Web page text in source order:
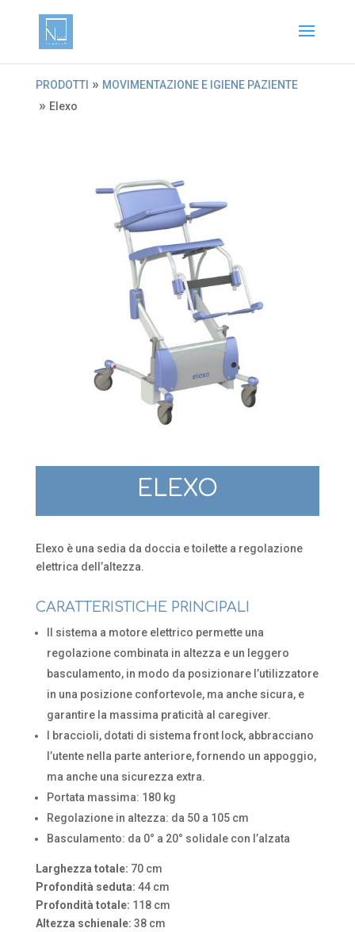
PRODOTTI » MOVIMENTAZIONE E IGIENE PAZIENTE
» Elexo
ELEXO
Elexo è una sedia da doccia e toilette a regolazione
elettrica dell’altezza.
CARATTERISTICHE PRINCIPALI
Il sistema a motore elettrico permette una
regolazione combinata in altezza e un leggero
basculamento, in modo da posizionare l’utilizzatore
in una posizione confortevole, ma anche sicura, e
garantire la massima praticità al caregiver.
I braccioli, dotati di sistema front lock, abbracciano
l’utente nella parte anteriore, fornendo un appoggio,
ma anche una sicurezza extra.
Portata massima: 180 kg
Regolazione in altezza: da 50 a 105 cm
Basculamento: da 0° a 20° solidale con l’alzata
Larghezza totale: 70 cm
Profondità seduta: 44 cm
Profondità totale: 118 cm
Altezza schienale: 38 cm